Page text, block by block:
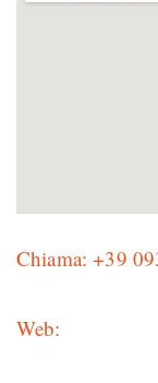
Chiama: +39
Web: